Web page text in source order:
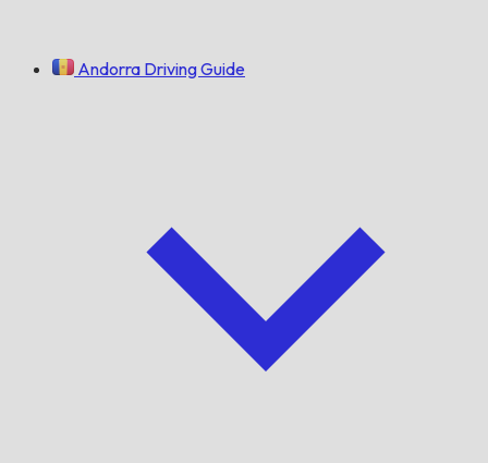
Andorra Driving Guide